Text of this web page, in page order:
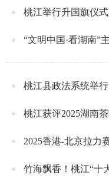
桃江举行升国旗仪式庆祝中华
“文明中国·看湖南”主题采访报道
桃江县政法系统举行“铸忠诚·强
桃江获评2025湖南茶叶高质
2025香港-北京拉力赛（桃江段
竹海飘香！桃江“十